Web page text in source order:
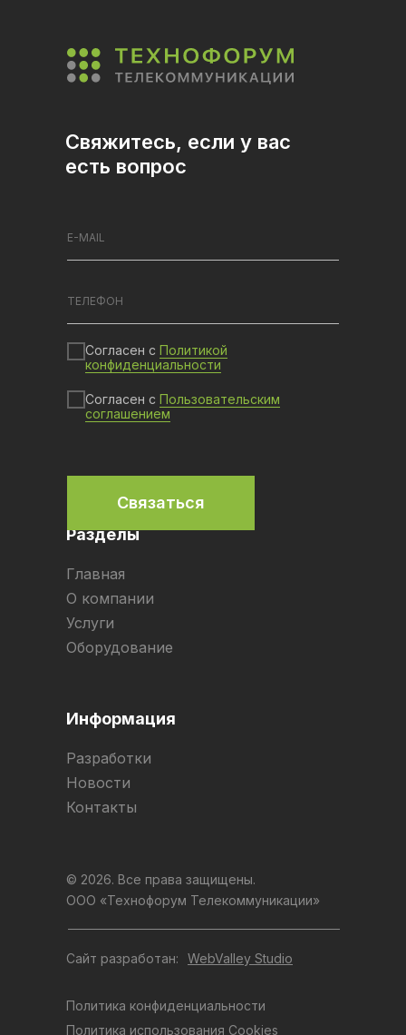
Разделы
Информация
Главная
О компании
Услуги
Оборудование
Разработки
Новости
Контакты
Политика использования Cookies
Политика конфиденциальности
© 2026. Все права защищены.
ООО «Технофорум Телекоммуникации»
Сайт разработан:
Согласен с Политикой
конфиденциальности
Согласен с Пользовательским
соглашением
Связаться
Свяжитесь, если у вас
есть вопрос
WebValley Studio